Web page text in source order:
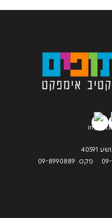
פקס. 09-8990889